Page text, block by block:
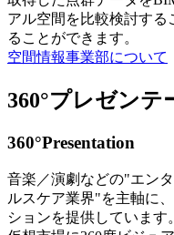
アル空間を比較検討する
ることができます。
空間情報事業部について
360°プレゼンテ
360°Presentation
音楽／演劇などの"エン
ルスケア業界"を主軸に
ションを提供していま